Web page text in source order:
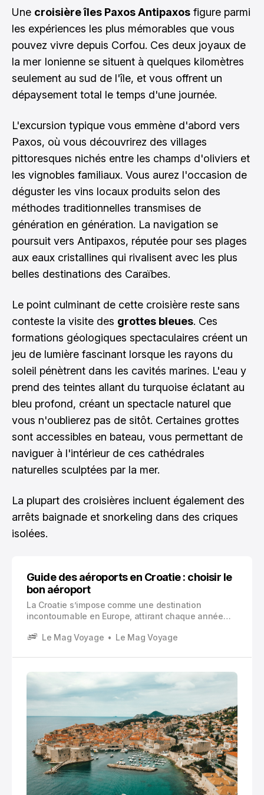
Une croisière îles Paxos Antipaxos figure parmi
les expériences les plus mémorables que vous
pouvez vivre depuis Corfou. Ces deux joyaux de
la mer Ionienne se situent à quelques kilomètres
seulement au sud de l'île, et vous offrent un
dépaysement total le temps d'une journée.
L'excursion typique vous emmène d'abord vers
Paxos, où vous découvrirez des villages
pittoresques nichés entre les champs d'oliviers et
les vignobles familiaux. Vous aurez l'occasion de
déguster les vins locaux produits selon des
méthodes traditionnelles transmises de
génération en génération. La navigation se
poursuit vers Antipaxos, réputée pour ses plages
aux eaux cristallines qui rivalisent avec les plus
belles destinations des Caraïbes.
Le point culminant de cette croisière reste sans
conteste la visite des grottes bleues. Ces
formations géologiques spectaculaires créent un
jeu de lumière fascinant lorsque les rayons du
soleil pénètrent dans les cavités marines. L'eau y
prend des teintes allant du turquoise éclatant au
bleu profond, créant un spectacle naturel que
vous n'oublierez pas de sitôt. Certaines grottes
sont accessibles en bateau, vous permettant de
naviguer à l'intérieur de ces cathédrales
naturelles sculptées par la mer.
La plupart des croisières incluent également des
arrêts baignade et snorkeling dans des criques
isolées.
Guide des aéroports en Croatie : choisir le
bon aéroport
La Croatie s’impose comme une destination
incontournable en Europe, attirant chaque année
adriatiques, ses parcs nationaux et son patrimoine
Le Mag Voyage Le Mag Voyage